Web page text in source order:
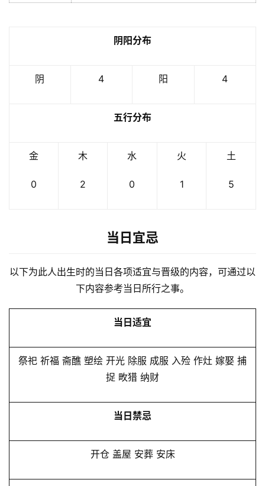
阴阳分布
阴 4 阳 4
五行分布
金
0
木
2
水
0
火
1
土
5
当日宜忌
以下为此人出生时的当日各项适宜与晋级的内容，可通过以
下内容参考当日所行之事。
当日适宜
祭祀 祈福 斋醮 塑绘 开光 除服 成服 入殓 作灶 嫁娶 捕
捉 畋猎 纳财
当日禁忌
开仓 盖屋 安葬 安床